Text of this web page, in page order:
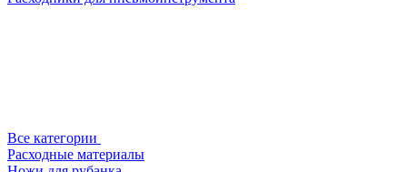
Все категории
Расходные материалы